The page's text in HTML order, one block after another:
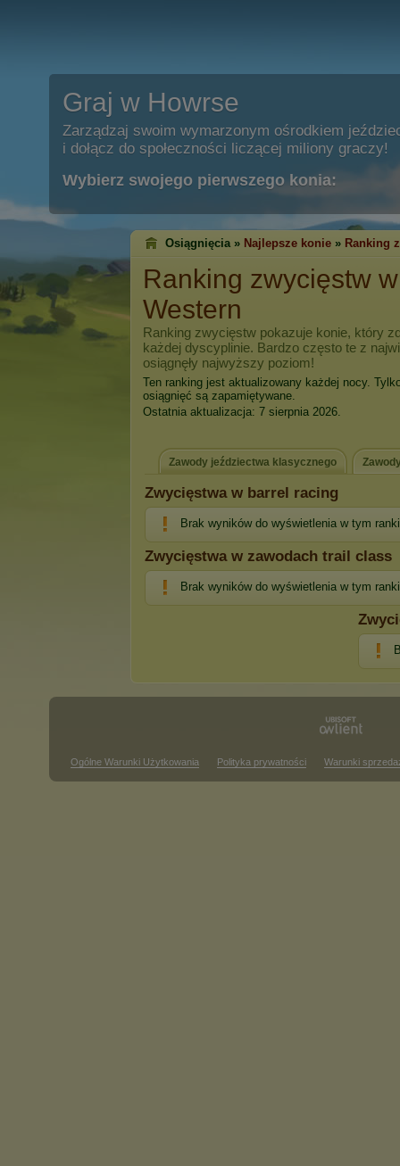
Graj w Howrse
Zarządzaj swoim wymarzonym ośrodkiem
i dołącz do społeczności liczącej miliony graczy!
Wybierz swojego pierwszego konia:
Osiągnięcia » Najlepsze konie » Ranking
Ranking zwycięstw
Western
Ranking zwycięstw pokazuje konie, który
każdej dyscyplinie. Bardzo często te z
osiągnęły najwyższy poziom!
Ten ranking jest aktualizowany każdej nocy.
osiągnięć są zapamiętywane.
Ostatnia aktualizacja: 7 sierpnia 2026.
Zawody jeździectwa klasycznego
Zwycięstwa w barrel racing
Brak wyników do wyświetlenia w tym
Zwycięstwa w zawodach trail class
Brak wyników do wyświetlenia w tym
Ogólne Warunki Użytkowania Polityka prywatności Warunki